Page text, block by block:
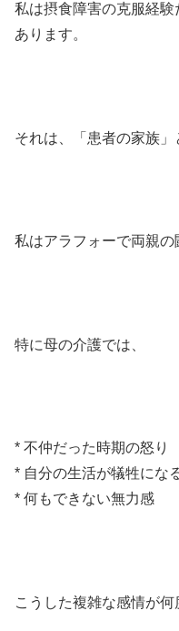
私は摂食障害の克服経
あります。
それは、「患者の家族」
私はアラフォーで両親の
特に母の介護では、
* 不仲だった時期の怒り
* 自分の生活が犠牲にな
* 何もできない無力感
こうした複雑な感情が何